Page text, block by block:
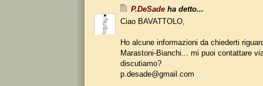
P.DeSade ha detto...
Ciao BAVATTOLO,
Ho alcune informazioni da chiederti
Marastoni-Bianchi... mi puoi contattare
discutiamo?
p.desade@gmail.com